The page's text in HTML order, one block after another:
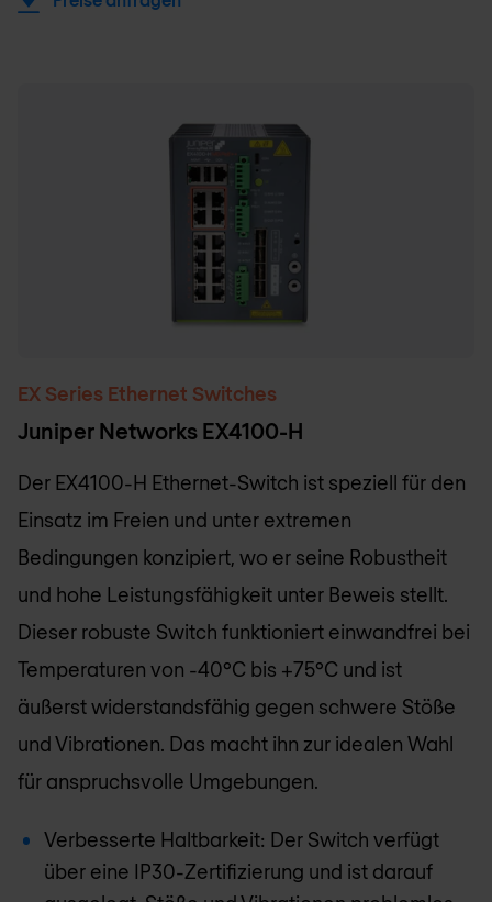
EX Series Ethernet Switches
Juniper Networks EX4100-H
Der EX4100-H Ethernet-Switch ist speziell für den
Einsatz im Freien und unter extremen
Bedingungen konzipiert, wo er seine Robustheit
und hohe Leistungsfähigkeit unter Beweis stellt.
Dieser robuste Switch funktioniert einwandfrei bei
Temperaturen von -40°C bis +75°C und ist
äußerst widerstandsfähig gegen schwere Stöße
und Vibrationen. Das macht ihn zur idealen Wahl
für anspruchsvolle Umgebungen.
Verbesserte Haltbarkeit: Der Switch verfügt
über eine IP30-Zertifizierung und ist darauf